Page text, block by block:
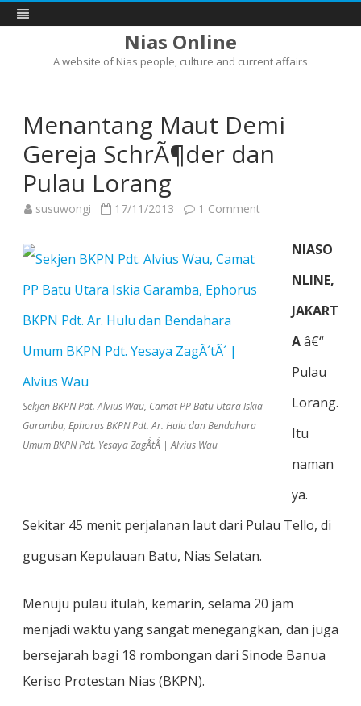
Nias Online
A website of Nias people, culture and current affairs
Menantang Maut Demi
Gereja SchrÃ¶der dan
Pulau Lorang
susuwongi 17/11/2013 1 Comment
Gereja
Sekjen BKPN Pdt. Alvius Wau, Camat PP Batu Utara Iskia
Garamba, Ephorus BKPN Pdt. Ar. Hulu dan Bendahara
Umum BKPN Pdt. Yesaya ZagÃ´tÃ´ | Alvius Wau
NIASO
NLINE,
JAKART
Aâ€“
Pulau
Lorang.
Itu
naman
ya.
Sekitar 45 menit perjalanan laut dari Pulau Tello, di
gugusan Kepulauan Batu, Nias Selatan.
Menuju pulau itulah, kemarin, selama 20 jam
menjadi waktu yang sangat menegangkan, dan juga
bersejarah bagi 18 rombongan dari Sinode Banua
Keriso Protestan Nias (BKPN).